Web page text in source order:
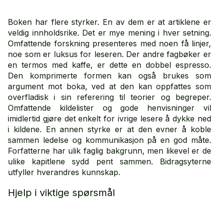
Boken har flere styrker. En av dem er at artiklene er
veldig innholdsrike. Det er mye mening i hver setning.
Omfattende forskning presenteres med noen få linjer,
noe som er luksus for leseren. Der andre fagbøker er
en termos med kaffe, er dette en dobbel espresso.
Den komprimerte formen kan også brukes som
argument mot boka, ved at den kan oppfattes som
overfladisk i sin referering til teorier og begreper.
Omfattende kildelister og gode henvisninger vil
imidlertid gjøre det enkelt for ivrige lesere å dykke ned
i kildene. En annen styrke er at den evner å koble
sammen ledelse og kommunikasjon på en god måte.
Forfatterne har ulik faglig bakgrunn, men likevel er de
ulike kapitlene sydd pent sammen. Bidragsyterne
utfyller hverandres kunnskap.
Hjelp i viktige spørsmål